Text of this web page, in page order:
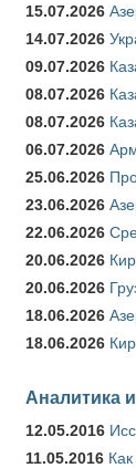
15.07.2026
14.07.2026
09.07.2026
08.07.2026
08.07.2026
06.07.2026
25.06.2026
23.06.2026
22.06.2026
20.06.2026
20.06.2026
18.06.2026
18.06.2026
Аналитика
12.05.2016
11.05.2016